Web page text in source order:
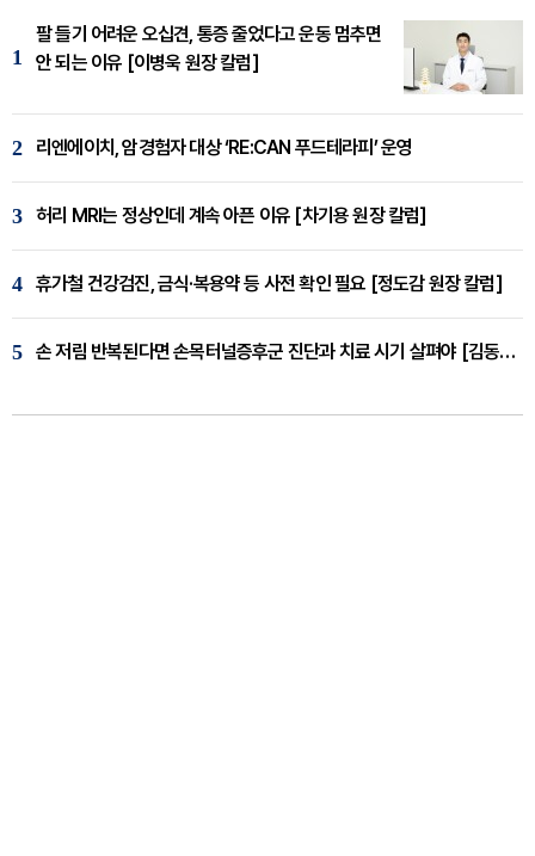
1
팔 들기 어려운 오십견, 통증 줄었다고 운동 멈추면
안 되는 이유 [이병욱 원장 칼럼]
2 리엔에이치, 암경험자 대상 ‘RE:CAN 푸드테라피’ 운영
3 허리 MRI는 정상인데 계속 아픈 이유 [차기용 원장 칼럼]
4 휴가철 건강검진, 금식·복용약 등 사전 확인 필요 [정도감 원장 칼럼]
5 손 저림 반복된다면 손목터널증후군 진단과 치료 시기 살펴야 [김동현 원장 칼럼]